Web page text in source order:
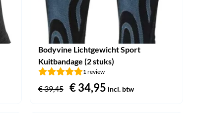
Bodyvine Lichtgewicht Sport
Kuitbandage (2 stuks)
1 review
€39,45
Oorspronkelijke
€34,95Huidige
incl. btw